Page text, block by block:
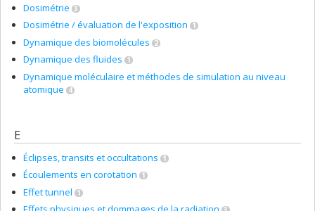
Dosimétrie 3
Dosimétrie / évaluation de l'exposition 1
Dynamique des biomolécules 2
Dynamique des fluides 1
Dynamique moléculaire et méthodes de simulation au niveau
atomique 4
E
Éclipses, transits et occultations 1
Écoulements en corotation 1
Effet tunnel 1